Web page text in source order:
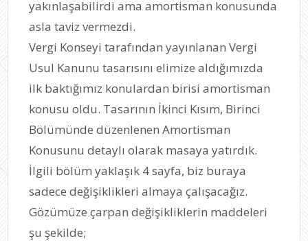
yakınlaşabilirdi ama amortisman konusunda
asla taviz vermezdi.
Vergi Konseyi tarafından yayınlanan Vergi
Usul Kanunu tasarısını elimize aldığımızda
ilk baktığımız konulardan birisi amortisman
konusu oldu. Tasarının İkinci Kısım, Birinci
Bölümünde düzenlenen Amortisman
Konusunu detaylı olarak masaya yatırdık.
İlgili bölüm yaklaşık 4 sayfa, biz buraya
sadece değişiklikleri almaya çalışacağız.
Gözümüze çarpan değişikliklerin maddeleri
şu şekilde;